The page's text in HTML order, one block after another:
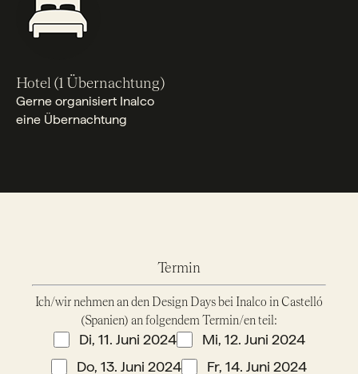
Hotel (1 Übernachtung)
Gerne organisiert Inalco
eine Übernachtung
Termin
Ich/wir nehmen an den Design Days bei Inalco in Castelló
(Spanien) an folgendem Termin/en teil:
Di, 11. Juni 2024
Mi, 12. Juni 2024
Do, 13. Juni 2024
Fr, 14. Juni 2024